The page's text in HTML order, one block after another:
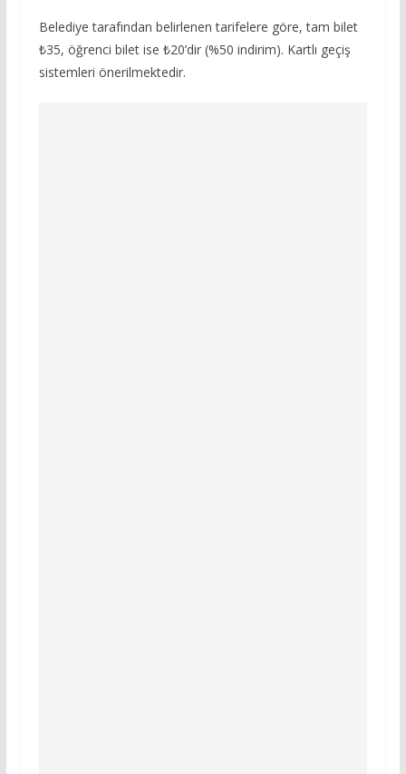
Belediye tarafından belirlenen tarifelere göre, tam bilet
₺35, öğrenci bilet ise ₺20’dir (%50 indirim). Kartlı geçiş
sistemleri önerilmektedir.